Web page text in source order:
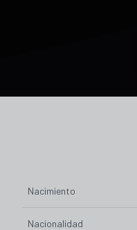
Nacimiento
Nacionalidad